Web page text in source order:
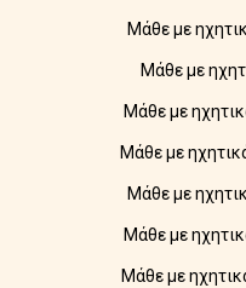
Μάθε με
Μάθε με
Μάθε με
Μάθε με
Μάθε με
Μάθε με
Μάθε με